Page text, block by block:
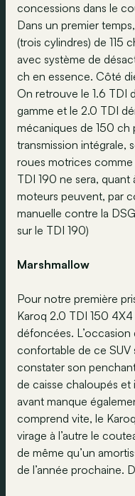
concessions dans le
Dans un premier
(trois cylindres) de 115
avec système de
ch en essence. Côté
On retrouve le 1.6 TDI
gamme et le 2.0 TDI
mécaniques de 150 ch
transmission intégrale,
roues motrices comme
TDI 190 ne sera, quant
moteurs peuvent, par
manuelle contre la
sur le TDI 190)
Marshmallow
Pour notre première
Karoq 2.0 TDI 150
défoncées.
confortable de ce SUV
constater son
de caisse chaloupés
avant manque
comprend vite, le
virage à l’autre le
de même qu’un
de l’année prochaine.